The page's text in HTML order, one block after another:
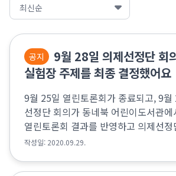
공지
9월 28일 의제선정단
실험장 주제를 최종 결정했어요
9월 25일 열린토론회가 종료되고, 9월
선정단 회의가 동네북 어린이도서관
열린토론회 결과를 반영하고 의제선
실험장 의제를 최종 결정하기 위한 회의였
작성일: 2020.09.29.